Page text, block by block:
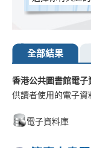
全部結果
香港公共圖書館電子
供讀者使用的電子資
電子資料庫